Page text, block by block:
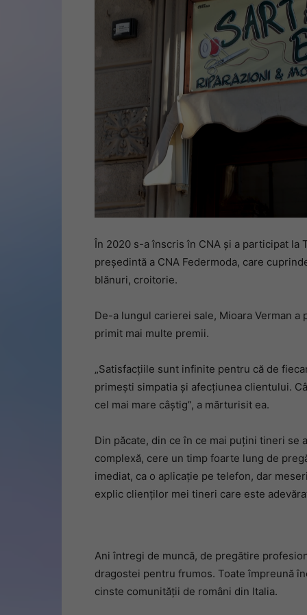
În 2020 s-a înscris în CNA și a participat la
președintă a CNA Federmoda, care
blănuri, croitorie.
De-a lungul carierei sale, Mioara Verman
primit mai multe premii.
„Satisfacțiile sunt infinite pentru că de
primești simpatia și afecțiunea clientului.
cel mai mare câștig”, a mărturisit ea.
Din păcate, din ce în ce mai puțini tineri se
complexă, cere un timp foarte lung de
imediat, ca o aplicație pe telefon, dar
explic clienților mei tineri care este
Ani întregi de muncă, de pregătire
dragostei pentru frumos. Toate împreună
cinste comunității de români din Italia.